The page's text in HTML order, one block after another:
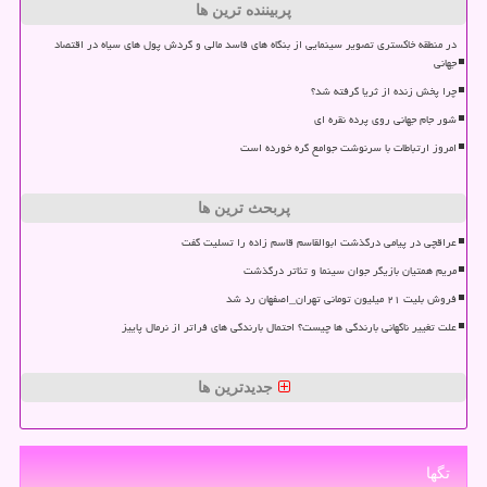
پربیننده ترین ها
در منطقه خاکستری تصویر سینمایی از بنگاه های فاسد مالی و گردش پول های سیاه در اقتصاد
جهانی
چرا پخش زنده از ثریا گرفته شد؟
شور جام جهانی روی پرده نقره ای
امروز ارتباطات با سرنوشت جوامع گره خورده است
پربحث ترین ها
عراقچی در پیامی درگذشت ابوالقاسم قاسم زاده را تسلیت گفت
مریم همتیان بازیگر جوان سینما و تئاتر درگذشت
فروش بلیت ۲۱ میلیون تومانی تهران_اصفهان رد شد
علت تغییر ناگهانی بارندگی ها چیست؟ احتمال بارندگی های فراتر از نرمال پاییز
جدیدترین ها
تگها